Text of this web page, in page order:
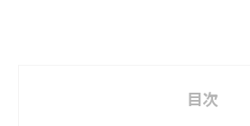
目次